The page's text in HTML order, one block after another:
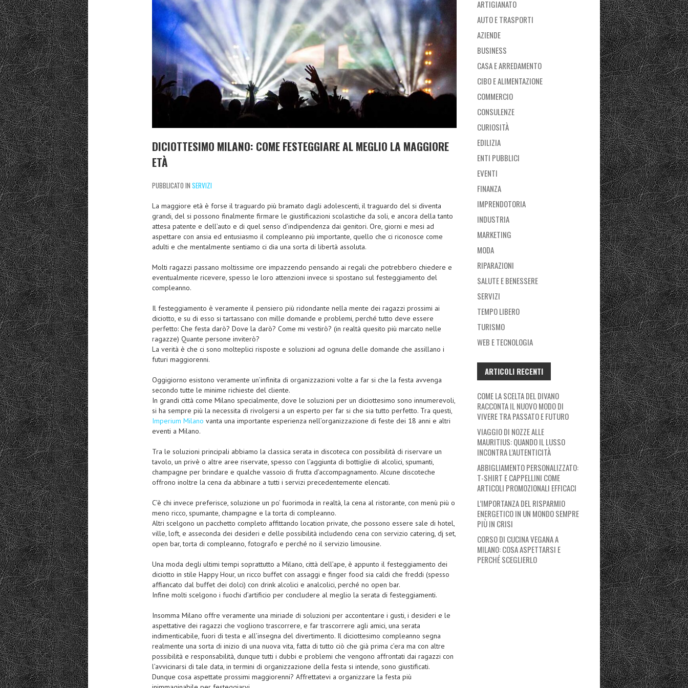
DICIOTTESIMO MILANO: COME FESTEGGIARE AL MEGLIO LA MAGGIORE
ETÀ
PUBBLICATO IN SERVIZI
La maggiore età è forse il traguardo più bramato dagli adolescenti, il traguardo del si diventa
grandi, del si possono finalmente firmare le giustificazioni scolastiche da soli, e ancora della tanto
attesa patente e dell’auto e di quel senso d’indipendenza dai genitori. Ore, giorni e mesi ad
aspettare con ansia ed entusiasmo il compleanno più importante, quello che ci riconosce come
adulti e che mentalmente sentiamo ci dia una sorta di libertà assoluta.
Molti ragazzi passano moltissime ore impazzendo pensando ai regali che potrebbero chiedere e
eventualmente ricevere, spesso le loro attenzioni invece si spostano sul festeggiamento del
compleanno.
Il festeggiamento è veramente il pensiero più ridondante nella mente dei ragazzi prossimi ai
diciotto, e su di esso si tartassano con mille domande e problemi, perché tutto deve essere
perfetto: Che festa darò? Dove la darò? Come mi vestirò? (in realtà quesito più marcato nelle
ragazze) Quante persone inviterò?
La verità è che ci sono molteplici risposte e soluzioni ad ognuna delle domande che assillano i
futuri maggiorenni.
Oggigiorno esistono veramente un’infinita di organizzazioni volte a far si che la festa avvenga
secondo tutte le minime richieste del cliente.
In grandi città come Milano specialmente, dove le soluzioni per un diciottesimo sono innumerevoli,
si ha sempre più la necessita di rivolgersi a un esperto per far si che sia tutto perfetto. Tra questi,
Imperium Milano vanta una importante esperienza nell’organizzazione di feste dei 18 anni e altri
eventi a Milano.
Tra le soluzioni principali abbiamo la classica serata in discoteca con possibilità di riservare un
tavolo, un privè o altre aree riservate, spesso con l’aggiunta di bottiglie di alcolici, spumanti,
champagne per brindare e qualche vassoio di frutta d’accompagnamento. Alcune discoteche
offrono inoltre la cena da abbinare a tutti i servizi precedentemente elencati.
C’è chi invece preferisce, soluzione un po’ fuorimoda in realtà, la cena al ristorante, con menù più o
meno ricco, spumante, champagne e la torta di compleanno.
Altri scelgono un pacchetto completo affittando location private, che possono essere sale di hotel,
ville, loft, e asseconda dei desideri e delle possibilità includendo cena con servizio catering, dj set,
open bar, torta di compleanno, fotografo e perché no il servizio limousine.
Una moda degli ultimi tempi soprattutto a Milano, città dell’ape, è appunto il festeggiamento dei
diciotto in stile Happy Hour, un ricco buffet con assaggi e finger food sia caldi che freddi (spesso
affiancato dal buffet dei dolci) con drink alcolici e analcolici, perché no open bar.
Infine molti scelgono i fuochi d’artificio per concludere al meglio la serata di festeggiamenti.
Insomma Milano offre veramente una miriade di soluzioni per accontentare i gusti, i desideri e le
aspettative dei ragazzi che vogliono trascorrere, e far trascorrere agli amici, una serata
indimenticabile, fuori di testa e all’insegna del divertimento. Il diciottesimo compleanno segna
realmente una sorta di inizio di una nuova vita, fatta di tutto ciò che già prima c’era ma con altre
possibilità e responsabilità, dunque tutti i dubbi e problemi che vengono affrontati dai ragazzi con
l’avvicinarsi di tale data, in termini di organizzazione della festa si intende, sono giustificati.
Dunque cosa aspettate prossimi maggiorenni? Affrettatevi a organizzare la festa più
ARTIGIANATO
AUTO E TRASPORTI
AZIENDE
BUSINESS
CASA E ARREDAMENTO
CIBO E ALIMENTAZIONE
COMMERCIO
CONSULENZE
CURIOSITÀ
EDILIZIA
ENTI PUBBLICI
EVENTI
FINANZA
IMPRENDOTORIA
INDUSTRIA
MARKETING
MODA
RIPARAZIONI
SALUTE E BENESSERE
SERVIZI
TEMPO LIBERO
TURISMO
WEB E TECNOLOGIA
ARTICOLI RECENTI
COME LA SCELTA DEL DIVANO
RACCONTA IL NUOVO MODO DI
VIVERE TRA PASSATO E FUTURO
VIAGGIO DI NOZZE ALLE
MAURITIUS: QUANDO IL LUSSO
INCONTRA L’AUTENTICITÀ
ABBIGLIAMENTO PERSONALIZZATO:
T-SHIRT E CAPPELLINI COME
ARTICOLI PROMOZIONALI EFFICACI
L’IMPORTANZA DEL RISPARMIO
ENERGETICO IN UN MONDO SEMPRE
PIÙ IN CRISI
CORSO DI CUCINA VEGANA A
MILANO: COSA ASPETTARSI E
PERCHÉ SCEGLIERLO